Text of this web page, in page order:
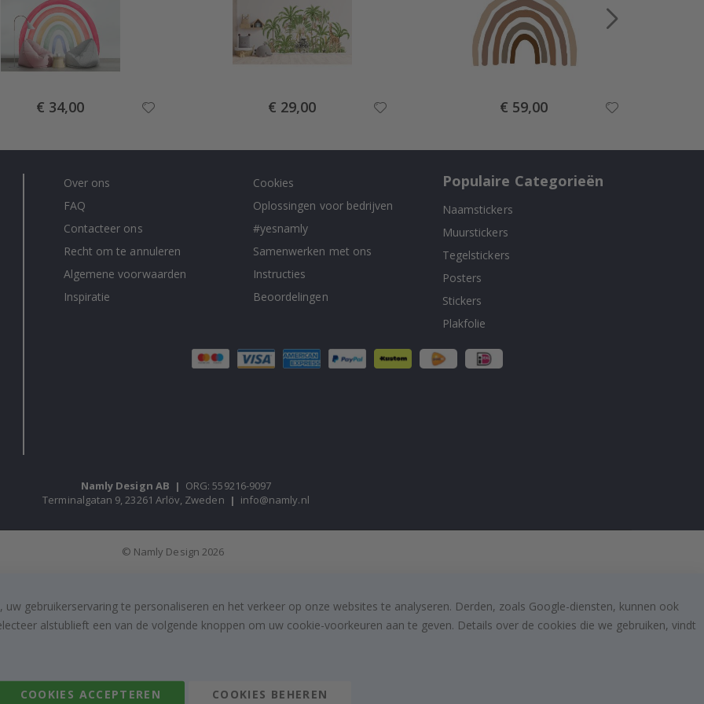
Special
Price
€ 34,00 Special
Price
€ 29,00 Special
Price
€ 59,00
Over ons
FAQ
Contacteer ons
Recht om te annuleren
Algemene voorwaarden
Inspiratie
Cookies
Oplossingen voor bedrijven
#yesnamly
Samenwerken met ons
Instructies
Beoordelingen
Populaire Categorieën
Naamstickers
Muurstickers
Tegelstickers
Posters
Stickers
Plakfolie
Namly Design AB | ORG: 559216-9097
Terminalgatan 9, 23261 Arlöv, Zweden | info@namly.nl
© Namly Design 2026
gebruikerservaring te personaliseren en het verkeer op onze websites te analyseren. Derden, zoals Google-diensten, kunnen ook
alstublieft een van de volgende knoppen om uw cookie-voorkeuren aan te geven. Details over de cookies die we gebruiken, vindt
COOKIES ACCEPTEREN COOKIES BEHEREN